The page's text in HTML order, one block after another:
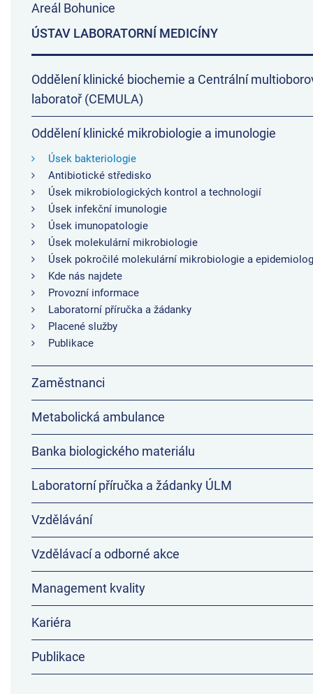
Areál Bohunice
ÚSTAV LABORATORNÍ MEDICÍNY
Oddělení klinické biochemie a Centrální
laboratoř (CEMULA)
Oddělení klinické mikrobiologie a imunologie
Úsek bakteriologie
Antibiotické středisko
Úsek mikrobiologických kontrol a technologií
Úsek infekční imunologie
Úsek imunopatologie
Úsek molekulární mikrobiologie
Úsek pokročilé molekulární mikrobiologie a
Kde nás najdete
Provozní informace
Laboratorní příručka a žádanky
Placené služby
Publikace
Zaměstnanci
Metabolická ambulance
Banka biologického materiálu
Laboratorní příručka a žádanky ÚLM
Vzdělávání
Vzdělávací a odborné akce
Management kvality
Kariéra
Publikace